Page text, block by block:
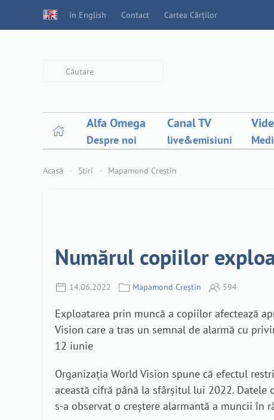
in English Contact Cartea Cărților
Alfa Omega
Despre noi
Canal TV
live&emisiuni
Acasă Știri Mapamond Creștin
Numărul copiilor
14.06.2022 Mapamond Creștin 594
Exploatarea prin muncă a copiilor afectează
Vision care a tras un semnal de alarmă cu
12 iunie
Organizația World Vision spune că efectul
această cifră până la sfârșitul lui 2022.
s-a observat o creștere alarmantă a muncii în